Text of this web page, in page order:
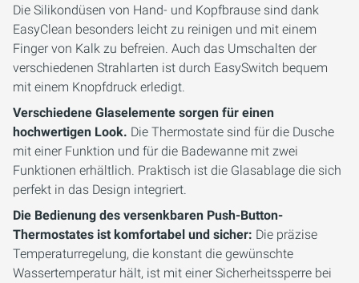
Die Silikondüsen von Hand- und Kopfbrause sind dank
EasyClean besonders leicht zu reinigen und mit einem
Finger von Kalk zu befreien. Auch das Umschalten der
verschiedenen Strahlarten ist durch EasySwitch bequem
mit einem Knopfdruck erledigt.
Verschiedene Glaselemente sorgen für einen
hochwertigen Look. Die Thermostate sind für die Dusche
mit einer Funktion und für die Badewanne mit zwei
Funktionen erhältlich. Praktisch ist die Glasablage die sich
perfekt in das Design integriert.
Die Bedienung des versenkbaren Push-Button-
Thermostates ist komfortabel und sicher: Die präzise
Temperaturregelung, die konstant die gewünschte
Wassertemperatur hält, ist mit einer Sicherheitssperre bei